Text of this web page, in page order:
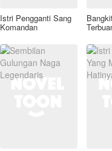
Istri Pengganti Sang
Komandan